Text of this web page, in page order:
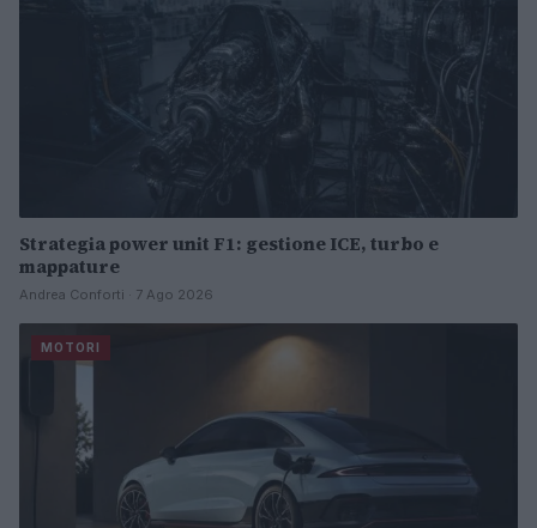
Strategia power unit F1: gestione ICE, turbo e
mappature
Andrea Conforti · 7 Ago 2026
MOTORI